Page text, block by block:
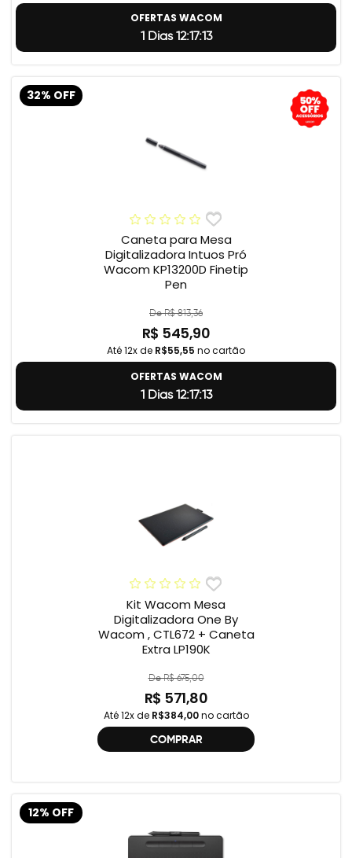
OFERTAS WACOM
1 Dias 12:17:12
32% OFF
Caneta para Mesa
Digitalizadora Intuos Pró
Wacom KP13200D Finetip
Pen
De R$ 813,36
R$ 545,90
Até 12x de R$55,55 no cartão
OFERTAS WACOM
1 Dias 12:17:12
Kit Wacom Mesa
Digitalizadora One By
Wacom , CTL672 + Caneta
Extra LP190K
De R$ 675,00
R$ 571,80
Até 12x de R$384,00no cartão
COMPRAR
12% OFF